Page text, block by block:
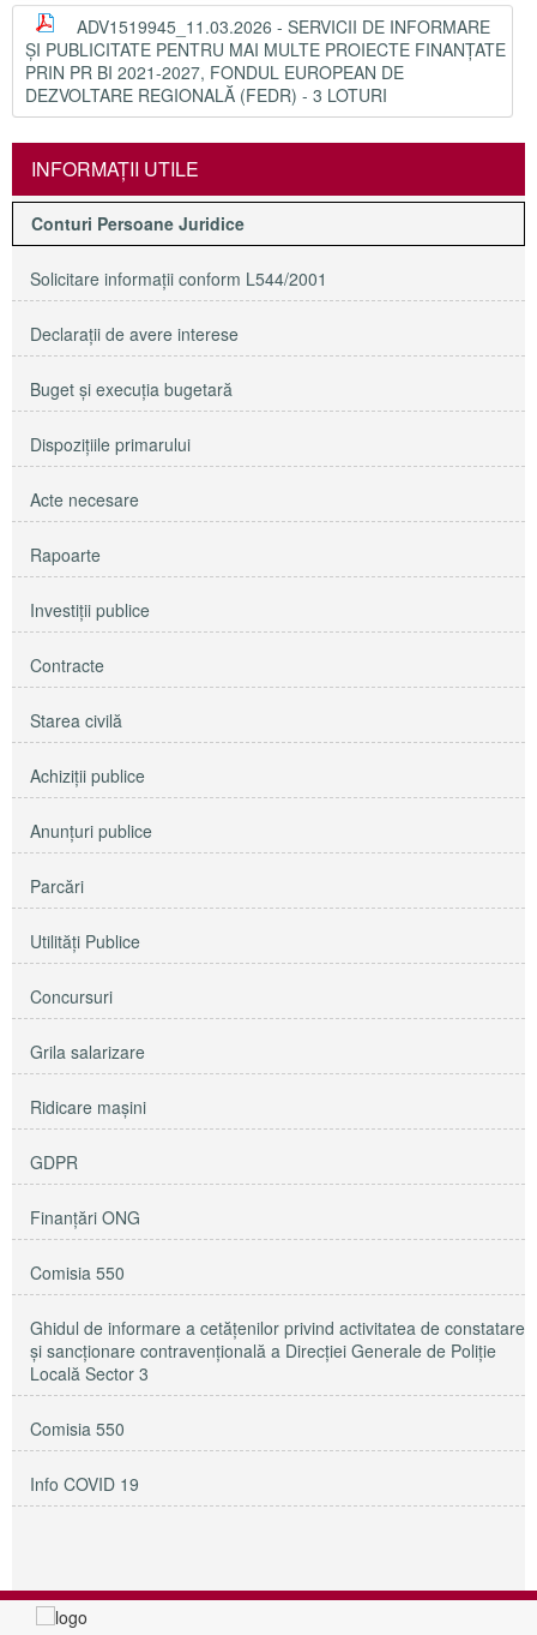
ADV1519945_11.03.2026 - SERVICII DE INFORMARE
ȘI PUBLICITATE PENTRU MAI MULTE PROIECTE FINANȚATE
PRIN PR BI 2021-2027, FONDUL EUROPEAN DE
DEZVOLTARE REGIONALĂ (FEDR) - 3 LOTURI
INFORMAŢII UTILE
Conturi Persoane Juridice
Solicitare informaţii conform L544/2001
Declaraţii de avere interese
Buget şi execuţia bugetară
Dispoziţiile primarului
Acte necesare
Rapoarte
Investiţii publice
Contracte
Starea civilă
Achiziţii publice
Anunţuri publice
Parcări
Utilităţi Publice
Concursuri
Grila salarizare
Ridicare maşini
GDPR
Finanțări ONG
Comisia 550
Ghidul de informare a cetățenilor privind activitatea de constatare
și sancționare contravențională a Direcției Generale de Poliție
Locală Sector 3
Comisia 550
Info COVID 19